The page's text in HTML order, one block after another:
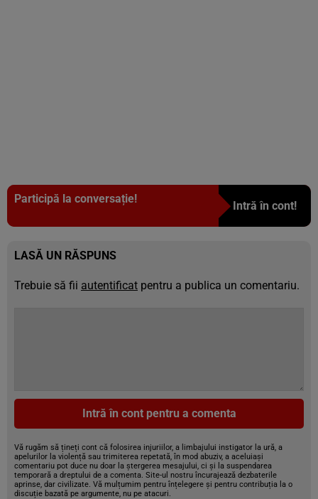
Participă la conversație!
Intră în cont!
LASĂ UN RĂSPUNS
Trebuie să fii autentificat pentru a publica un comentariu.
Intră în cont pentru a comenta
Vă rugăm să țineți cont că folosirea injuriilor, a limbajului instigator la ură, a
apelurilor la violență sau trimiterea repetată, în mod abuziv, a aceluiași
comentariu pot duce nu doar la ștergerea mesajului, ci și la suspendarea
temporară a dreptului de a comenta. Site-ul nostru încurajează dezbaterile
aprinse, dar civilizate. Vă mulțumim pentru înțelegere și pentru contribuția la o
discuție bazată pe argumente, nu pe atacuri.